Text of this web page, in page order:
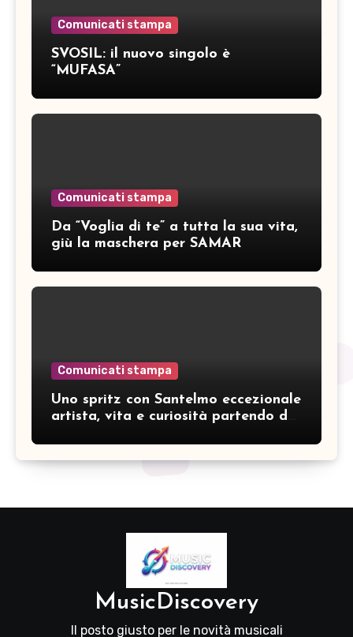
Comunicati stampa
SVOSIL: il nuovo singolo è
“MUFASA”
Comunicati stampa
Da “Voglia di te” a tutta la sua vita,
giù la maschera per SAMAR
Comunicati stampa
Uno spritz con Santelmo eccezionale
artista, vita e curiosità partendo da
MusicDiscovery
Il posto giusto per le novità musicali